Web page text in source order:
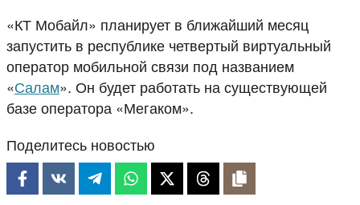
«КТ Мобайл» планирует в ближайший месяц
запустить в республике четвертый виртуальный
оператор мобильной связи под названием
«Салам». Он будет работать на существующей
базе оператора «Мегаком».
Поделитесь новостью